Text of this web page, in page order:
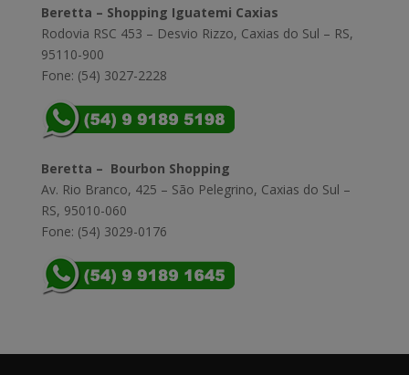
Beretta – Shopping Iguatemi Caxias
Rodovia RSC 453 – Desvio Rizzo, Caxias do Sul – RS,
95110-900
Fone: (54) 3027-2228
Beretta – Bourbon Shopping
Av. Rio Branco, 425 – São Pelegrino, Caxias do Sul –
RS, 95010-060
Fone: (54) 3029-0176